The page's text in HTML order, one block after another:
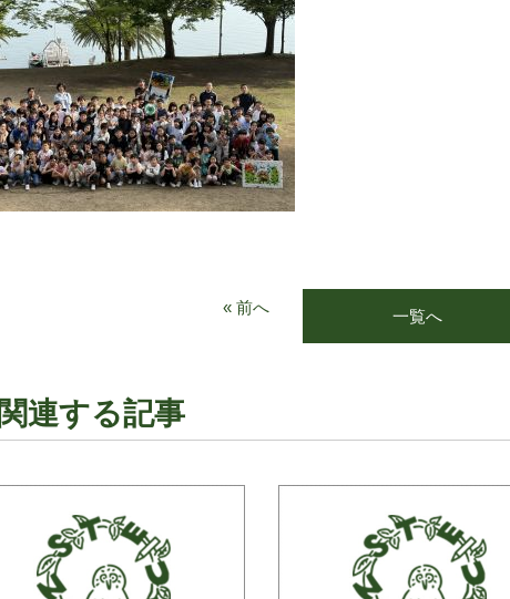
« 前へ 一覧へ
関連する記事